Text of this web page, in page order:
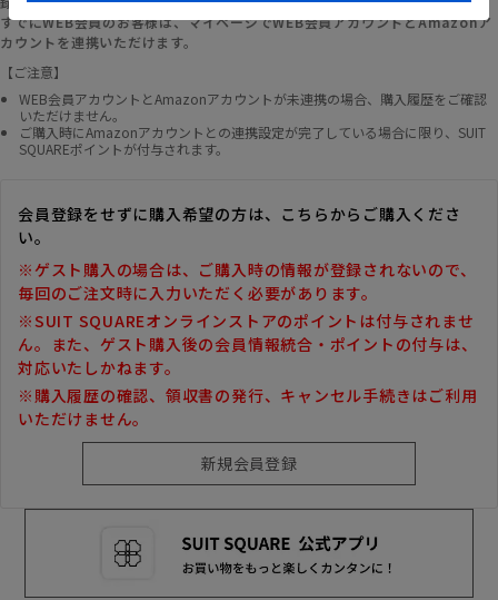
すでにWEB会員のお客様は、マイページでWEB会員アカウントとAmazonア
カウントを連携いただけます。
【ご注意】
WEB会員アカウントとAmazonアカウントが未連携の場合、購入履歴をご確認
いただけません。
ご購入時にAmazonアカウントとの連携設定が完了している場合に限り、SUIT
SQUAREポイントが付与されます。
会員登録をせずに購入希望の方は、こちらからご購入くださ
い。
※ゲスト購入の場合は、ご購入時の情報が登録されないので、
毎回のご注文時に入力いただく必要があります。
※SUIT SQUAREオンラインストアのポイントは付与されませ
ん。また、ゲスト購入後の会員情報統合・ポイントの付与は、
対応いたしかねます。
※購入履歴の確認、領収書の発行、キャンセル手続きはご利用
いただけません。